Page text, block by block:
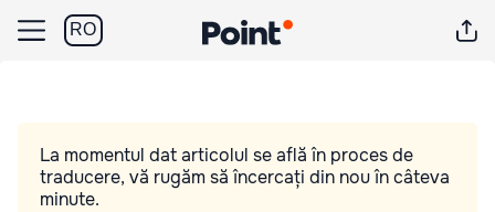
RO
La momentul dat articolul se află în proces de
traducere, vă rugăm să încercați din nou în câteva
minute.